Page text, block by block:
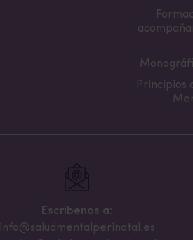
Principios
Escribenos a:
info@saludmentalperinatal.es